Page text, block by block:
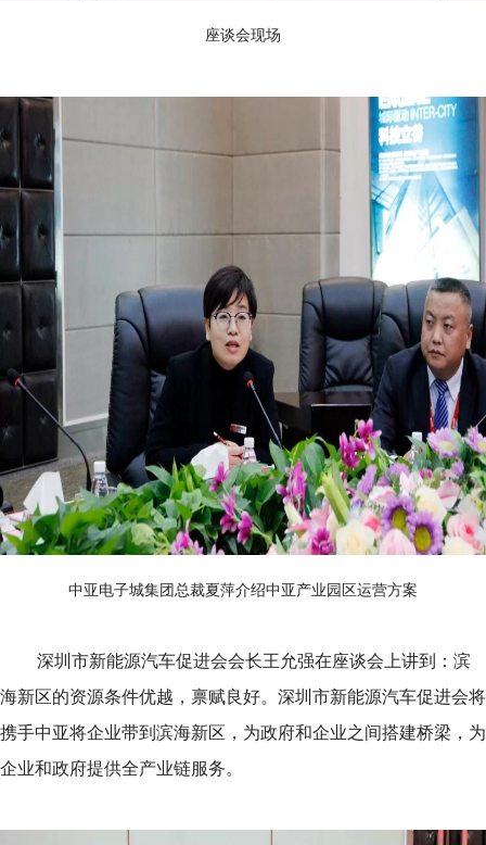
座谈会现场
中亚电子城集团总裁夏萍介绍中亚产业园区运营方案
深圳市新能源汽车促进会会长王允强在座谈会上讲到：滨
海新区的资源条件优越，禀赋良好。深圳市新能源汽车促进会将
携手中亚将企业带到滨海新区，为政府和企业之间搭建桥梁，为
企业和政府提供全产业链服务。